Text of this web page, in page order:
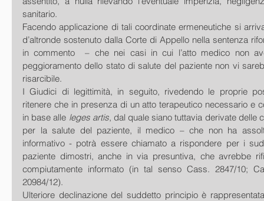
sanitario.
Facendo applicazione di tali coordinate ermeneutiche si
d’altronde sostenuto dalla Corte di Appello nella sentenza
in commento  – che nei casi in cui l’atto medico non
peggioramento dello stato di salute del paziente non vi
risarcibile.
I Giudici di legittimità, in seguito, rivedendo le proprie
ritenere che in presenza di un atto terapeutico necessario e
in base alle leges artis, dal quale siano tuttavia derivate delle
per la salute del paziente, il medico – che non ha
informativo - potrà essere chiamato a rispondere per i
paziente dimostri, anche in via presuntiva, che avrebbe
compiutamente informato (in tal senso Cass. 2847/10;
20984/12).
Ulteriore declinazione del suddetto principio è